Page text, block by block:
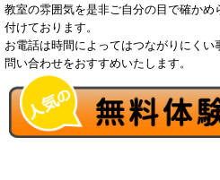
教室の雰囲気を是非ご自分の目で確か
付けております。
お電話は時間によってはつながりにく
問い合わせをおすすめいたします。